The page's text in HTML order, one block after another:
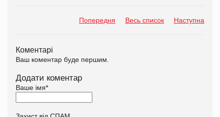
Попередня Весь список Наступна
Коментарі
Ваш коментар буде першим.
Додати коментар
Ваше імя*